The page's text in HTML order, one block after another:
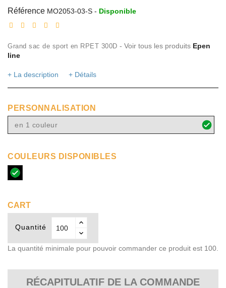
Référence MO2053-03-S - Disponible
Grand sac de sport en RPET 300D - Voir tous les produits Epen
line
+ La description + Détails
PERSONNALISATION
en 1 couleur
COULEURS DISPONIBLES
noir
CART
Quantité
La quantité minimale pour pouvoir commander ce produit est 100.
RÉCAPITULATIF DE LA COMMANDE